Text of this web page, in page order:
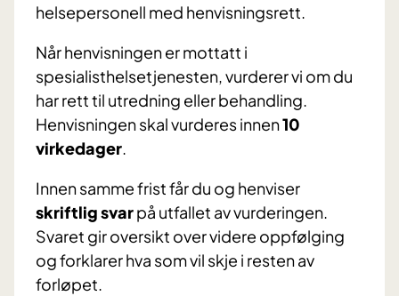
helsepersonell med henvisningsrett.
Når henvisningen er mottatt i
spesialisthelsetjenesten, vurderer vi om du
har rett til utredning eller behandling.
Henvisningen skal vurderes innen10
virkedager.
Innen samme frist får du og henviser
skriftlig svarpå utfallet av vurderingen.
Svaret gir oversikt over videre oppfølging
og forklarer hva som vil skje i resten av
forløpet.